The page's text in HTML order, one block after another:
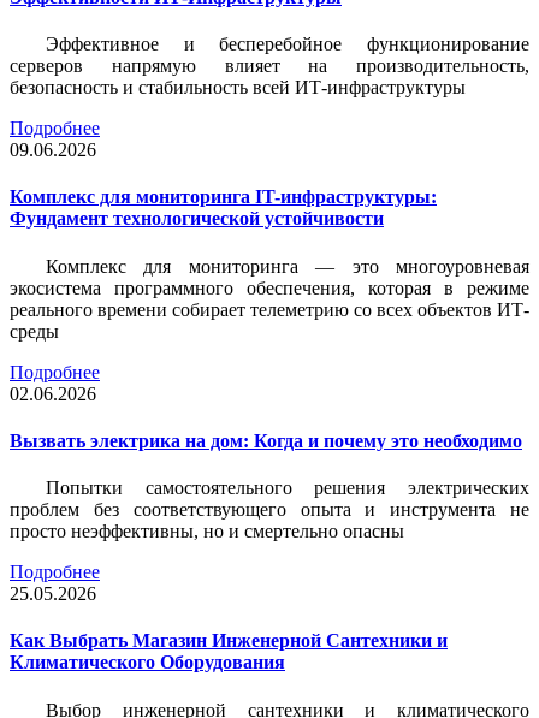
Эффективное и бесперебойное функционирование
серверов напрямую влияет на производительность,
безопасность и стабильность всей ИТ-инфраструктуры
Подробнее
09.06.2026
Комплекс для мониторинга IT-инфраструктуры:
Фундамент технологической устойчивости
Комплекс для мониторинга — это многоуровневая
экосистема программного обеспечения, которая в режиме
реального времени собирает телеметрию со всех объектов ИТ-
среды
Подробнее
02.06.2026
Вызвать электрика на дом: Когда и почему это необходимо
Попытки самостоятельного решения электрических
проблем без соответствующего опыта и инструмента не
просто неэффективны, но и смертельно опасны
Подробнее
25.05.2026
Как Выбрать Магазин Инженерной Сантехники и
Климатического Оборудования
Выбор инженерной сантехники и климатического